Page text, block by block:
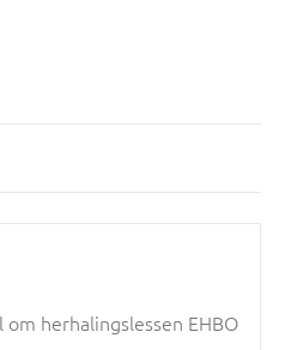
herhalingslessen EHBO